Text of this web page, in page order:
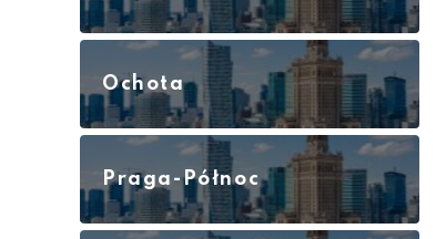
Ochota
Praga-Północ